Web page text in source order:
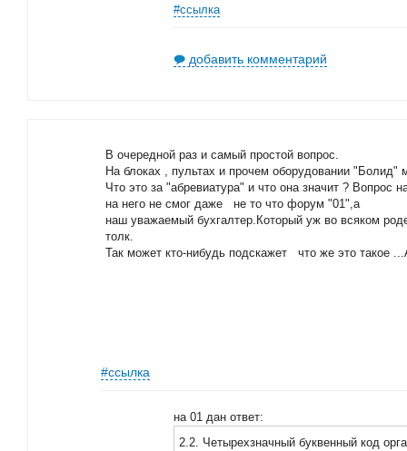
#ссылка
добавить комментарий
В очередной раз и самый простой вопрос.
На блоках , пультах и прочем оборудовании
Что это за "абревиатура" и что она значит ? Вопрос
на него не смог даже не то что форум "01",а
наш уважаемый бухгалтер.Который уж во всяком
толк.
Так может кто-нибудь подскажет что же это такое
#ссылка
на 01 дан ответ:
2.2. Четырехзначный буквенный код